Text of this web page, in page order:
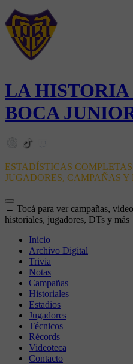
LA HISTORIA
BOCA
ESTADÍSTICAS
JUGADORES, CAMPAÑAS Y
← Tocá para ver campañas,
historiales, jugadores, DTs y más
Inicio
Archivo Digital
Trivia
Notas
Campañas
Historiales
Estadios
Jugadores
Técnicos
Récords
Videoteca
Contacto